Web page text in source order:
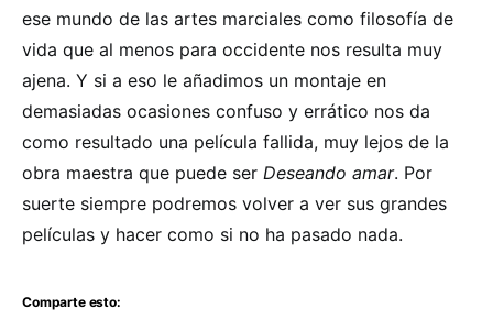
ese mundo de las artes marciales como filosofía de
vida que al menos para occidente nos resulta muy
ajena. Y si a eso le añadimos un montaje en
demasiadas ocasiones confuso y errático nos da
como resultado una película fallida, muy lejos de la
obra maestra que puede ser Deseando amar. Por
suerte siempre podremos volver a ver sus grandes
películas y hacer como si no ha pasado nada.
Comparte esto: